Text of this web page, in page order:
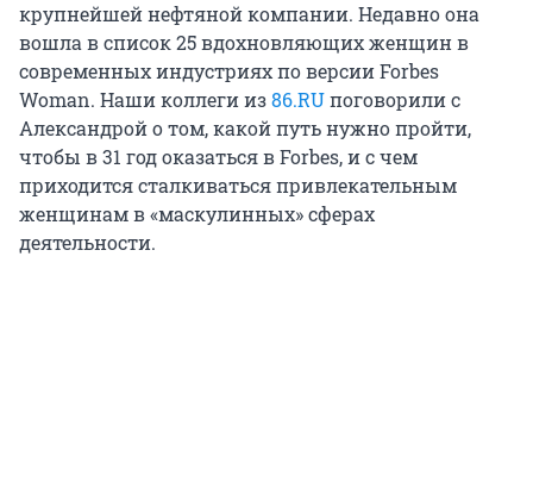
крупнейшей нефтяной компании. Недавно она
вошла в список 25 вдохновляющих женщин в
современных индустриях по версии Forbes
Woman. Наши коллеги из86.RUпоговорили с
Александрой о том, какой путь нужно пройти,
чтобы в 31 год оказаться в Forbes, и с чем
приходится сталкиваться привлекательным
женщинам в «маскулинных» сферах
деятельности.